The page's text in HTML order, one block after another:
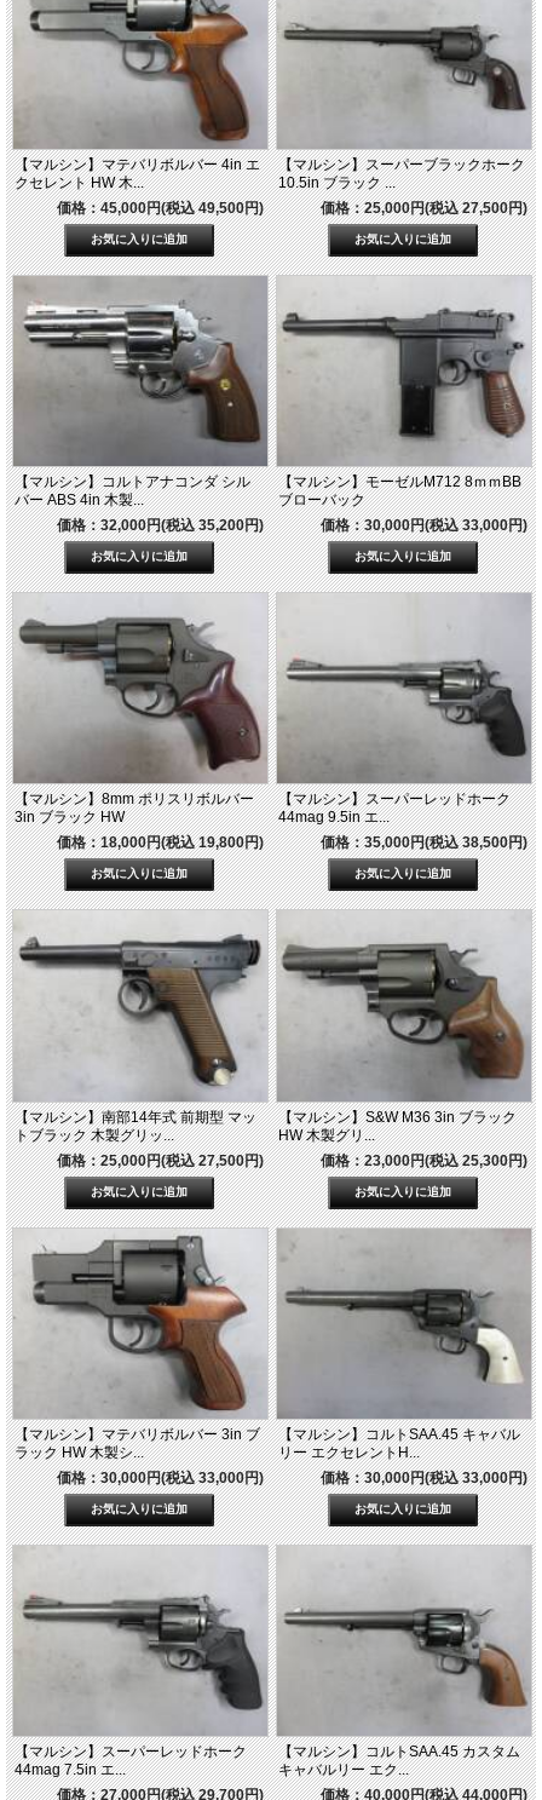
【マルシン】マテバリボルバー 4in エ
クセレント HW 木...
価格：45,000円(税込 49,500円)
【マルシン】スーパーブラックホーク
10.5in ブラック ...
価格：25,000円(税込 27,500円)
【マルシン】コルトアナコンダ シル
バー ABS 4in 木製...
価格：32,000円(税込 35,200円)
【マルシン】モーゼルM712 8ｍｍBB
ブローバック
価格：30,000円(税込 33,000円)
【マルシン】8mm ポリスリボルバー
3in ブラック HW
価格：18,000円(税込 19,800円)
【マルシン】スーパーレッドホーク
44mag 9.5in エ...
価格：35,000円(税込 38,500円)
【マルシン】南部14年式 前期型 マッ
トブラック 木製グリッ...
価格：25,000円(税込 27,500円)
【マルシン】S&W M36 3in ブラック
HW 木製グリ...
価格：23,000円(税込 25,300円)
【マルシン】マテバリボルバー 3in ブ
ラック HW 木製シ...
価格：30,000円(税込 33,000円)
【マルシン】コルトSAA.45 キャバル
リー エクセレントH...
価格：30,000円(税込 33,000円)
【マルシン】スーパーレッドホーク
44mag 7.5in エ...
価格：27,000円(税込 29,700円)
【マルシン】コルトSAA.45 カスタム
キャバルリー エク...
価格：40,000円(税込 44,000円)